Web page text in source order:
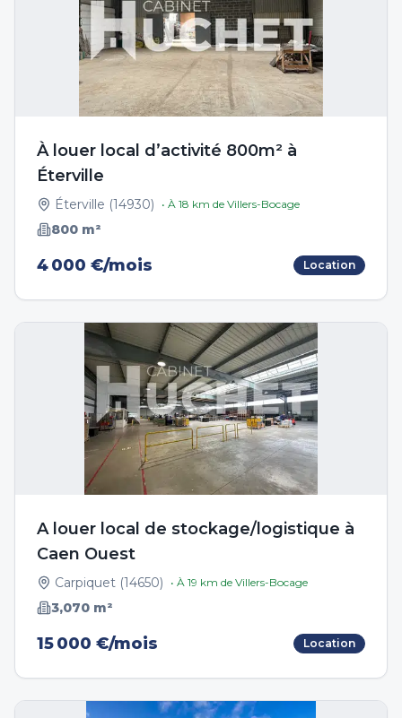
À louer local d’activité 800m² à
Éterville
Éterville (14930) • À 18 km de Villers-Bocage
800 m²
4 000 €/mois Location
A louer local de stockage/logistique à
Caen Ouest
Carpiquet (14650) • À 19 km de Villers-Bocage
3,070 m²
15 000 €/mois Location